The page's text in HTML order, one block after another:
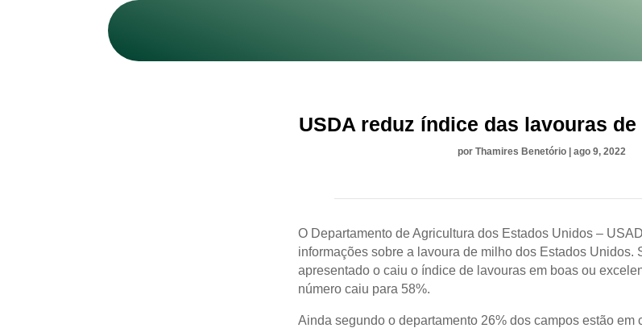
USDA reduz índice das lavouras
por Thamires Benetório| ago 9, 2022
O Departamento de Agricultura dos Estados Unidos –
informações sobre a lavoura de milho dos Estados Unidos.
apresentado o caiu o índice de lavouras em boas ou
número caiu para 58%.
Ainda segundo o departamento 26% dos campos estão em